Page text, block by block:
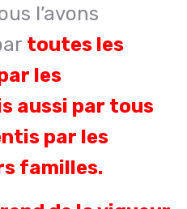
l’avons
toutes les
les
aussi par tous
par les
familles.